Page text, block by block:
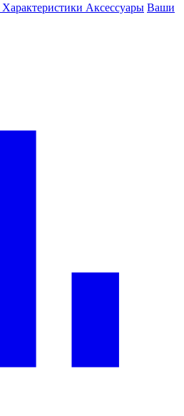
Характеристики Аксессуары Ваши